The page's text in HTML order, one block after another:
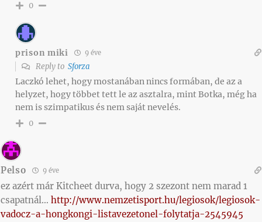
0
prison miki 9 éve
Reply to Sforza
Laczkó lehet, hogy mostanában nincs formában, de az a
helyzet, hogy többet tett le az asztalra, mint Botka, még ha
nem is szimpatikus és nem saját nevelés.
0
Pelso 9 éve
ez azért már Kitcheet durva, hogy 2 szezont nem marad 1
csapatnál… http://www.nemzetisport.hu/legiosok/legiosok-
vadocz-a-hongkongi-listavezetonel-folytatja-2545945